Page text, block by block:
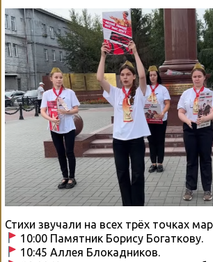
Стихи звучали на всех трёх точках
10:00 Памятник Борису Богаткову.
10:45 Аллея Блокадников.